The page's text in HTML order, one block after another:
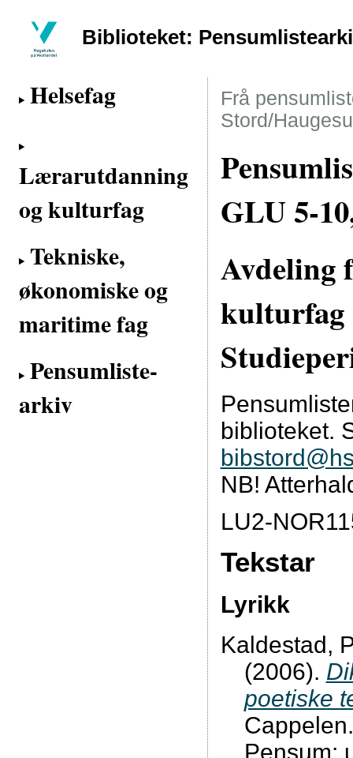
Biblioteket:
Helsefag
Lærarutdanning
og kulturfag
Tekniske,
økonomiske og
maritime fag
Pensumliste-
arkiv
Frå
Stord/
GLU 5-
Avdeling
kulturfag
biblioteket.
NB!
LU2-
Tekstar
Lyrikk
Kaldestad,
(2006).
poetiske
Cappelen.
Pensum: